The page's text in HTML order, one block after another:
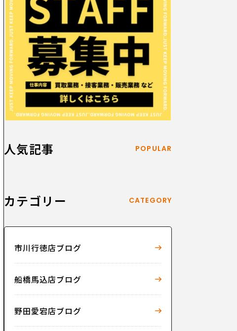
人気記事 POPULAR
カテゴリー CATEGORY
市川行徳店ブログ
船橋馬込店ブログ
野田愛宕店ブログ